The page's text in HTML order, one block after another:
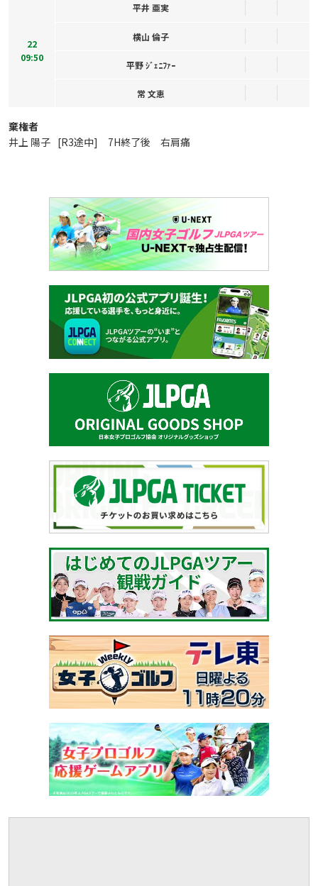
22
09:50
平井 亜実
横山 倫子
平野 ｼﾞｪﾆﾌｧｰ
常 文恵
棄権者
井上 陽子 [R3途中] 7H終了後 右肩痛